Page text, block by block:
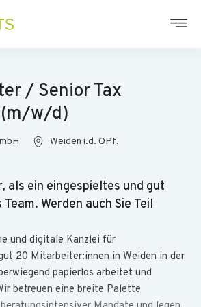
/ Senior Tax
w/d)
Weiden i.d. OPf.
als ein eingespieltes und gut
Werden auch Sie Teil
und digitale Kanzlei für
20 Mitarbeiter:innen in Weiden in der
papierlos arbeitet und
betreuen eine breite Palette